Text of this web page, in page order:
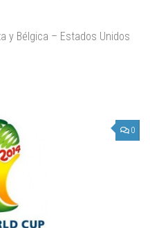
y Bélgica – Estados Unidos
0